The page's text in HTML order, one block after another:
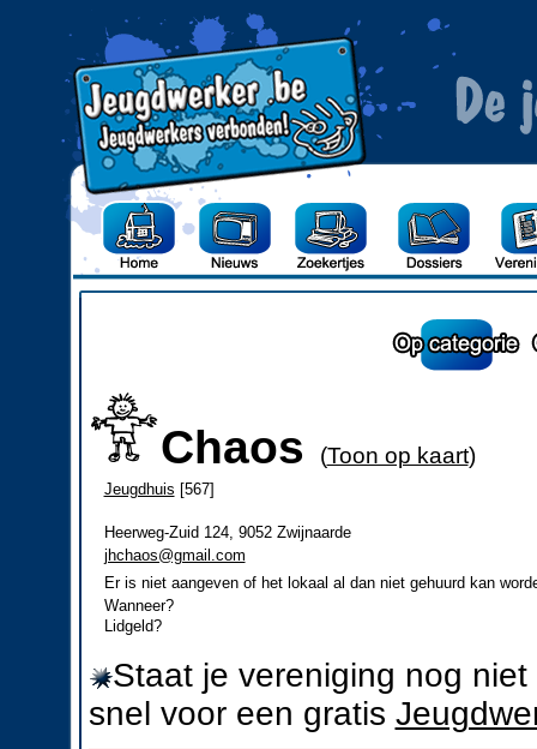
Chaos (Toon op kaart)
Jeugdhuis [567]
Heerweg-Zuid 124, 9052 Zwijnaarde
jhchaos@gmail.com
Er is niet aangeven of het lokaal al dan niet gehuurd kan
Wanneer?
Lidgeld?
Staat je vereniging nog
snel voor een gratis